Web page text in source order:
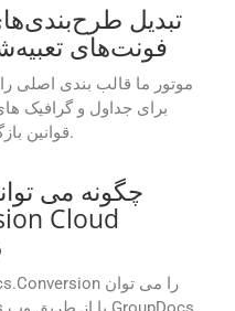
تبدیل
فونت‌های
برای جداول و گرافیک
قوانین بازگشتی ممکن است سفارشی شوند.
چگونه می
Cloud